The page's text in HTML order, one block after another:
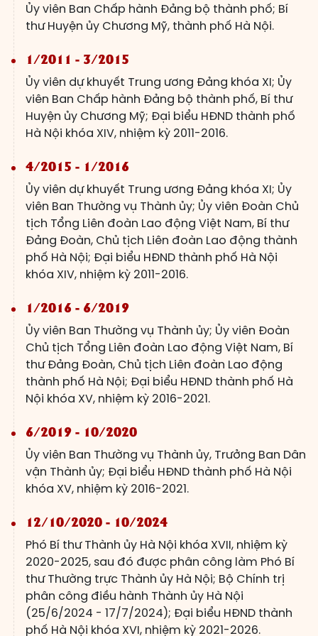
Ủy viên Ban Chấp hành Đảng bộ thành phố; Bí
thư Huyện ủy Chương Mỹ, thành phố Hà Nội.
1/2011 - 3/2015
Ủy viên dự khuyết Trung ương Đảng khóa XI; Ủy
viên Ban Chấp hành Đảng bộ thành phố, Bí thư
Huyện ủy Chương Mỹ; Đại biểu HĐND thành phố
Hà Nội khóa XIV, nhiệm kỳ 2011-2016.
4/2015 - 1/2016
Ủy viên dự khuyết Trung ương Đảng khóa XI; Ủy
viên Ban Thường vụ Thành ủy; Ủy viên Đoàn Chủ
tịch Tổng Liên đoàn Lao động Việt Nam, Bí thư
Đảng Đoàn, Chủ tịch Liên đoàn Lao động thành
phố Hà Nội; Đại biểu HĐND thành phố Hà Nội
khóa XIV, nhiệm kỳ 2011-2016.
1/2016 - 6/2019
Ủy viên Ban Thường vụ Thành ủy; Ủy viên Đoàn
Chủ tịch Tổng Liên đoàn Lao động Việt Nam, Bí
thư Đảng Đoàn, Chủ tịch Liên đoàn Lao động
thành phố Hà Nội; Đại biểu HĐND thành phố Hà
Nội khóa XV, nhiệm kỳ 2016-2021.
6/2019 - 10/2020
Ủy viên Ban Thường vụ Thành ủy, Trưởng Ban Dân
vận Thành ủy; Đại biểu HĐND thành phố Hà Nội
khóa XV, nhiệm kỳ 2016-2021.
12/10/2020 - 10/2024
Phó Bí thư Thành ủy Hà Nội khóa XVII, nhiệm kỳ
2020-2025, sau đó được phân công làm Phó Bí
thư Thường trực Thành ủy Hà Nội; Bộ Chính trị
phân công điều hành Thành ủy Hà Nội
(25/6/2024 - 17/7/2024); Đại biểu HĐND thành
phố Hà Nội khóa XVI, nhiệm kỳ 2021-2026.